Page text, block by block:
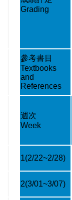
Grading
參考書目
Textbooks
and
References
週次
Week
1(2/22~2/28)
2(3/01~3/07)